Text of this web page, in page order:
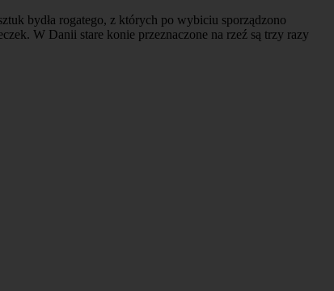
bydła rogatego, z których po wybiciu sporządzono
W Danii stare konie przeznaczone na rzeź są trzy razy